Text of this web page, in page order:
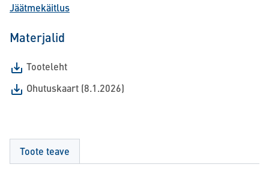
Jäätmekäitlus
Materjalid
Tooteleht
Ohutuskaart (8.1.2026)
Toote teave